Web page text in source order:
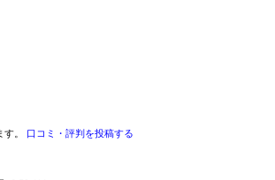
す。 口コミ・評判を投稿する